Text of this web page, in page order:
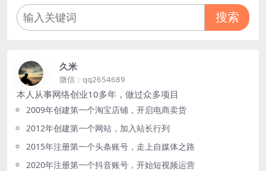
搜索
久米
微信：qq2654689
本人从事网络创业10多年，做过众多项目
2009年创建第一个淘宝店铺，开启电商卖货
2012年创建第一个网站，加入站长行列
2015年注册第一个头条账号，走上自媒体之路
2020年注册第一个抖音账号，开始短视频运营